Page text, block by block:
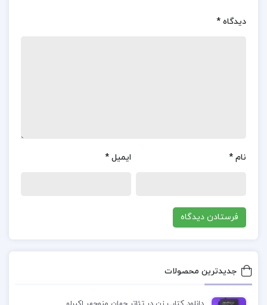
آن‌ها بهره ببرند.کتاب “هفت و نیم درس درباره مغز” به
اعصاب، روان‌شناسی، زیست‌شناسی و فلسفه به بررسی
مغز می‌پردازد که این تنوع دیدگاه‌ها می‌تواند برای
دیدگاه *
نام * ایمیل *
جدیدترین محصولات